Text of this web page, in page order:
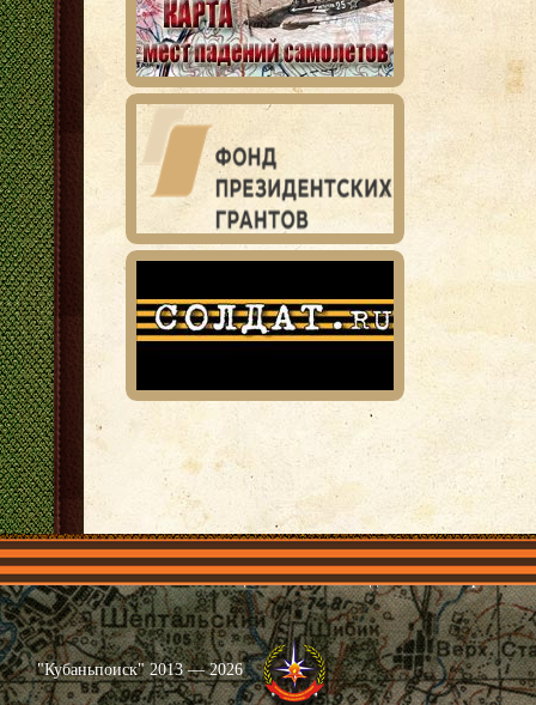
Главная Имена Общественные объединения Проекты
"Кубаньпоиск" 2013 — 2026